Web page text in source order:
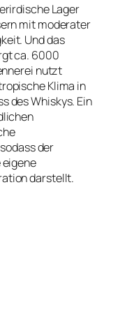
Lager
mit moderater
Und das
ca. 6000
nutzt
Klima in
des Whiskys. Ein
der
eigene
darstellt.